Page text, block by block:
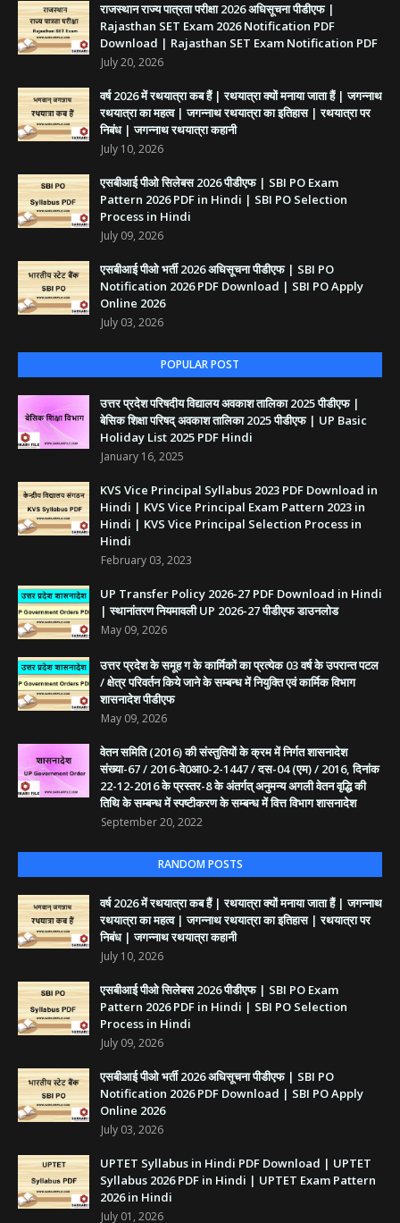
राजस्थान राज्य पात्रता परीक्षा 2026 अधिसूचना पीडीएफ |
Rajasthan SET Exam 2026 Notification PDF
Download | Rajasthan SET Exam Notification PDF
July 20, 2026
वर्ष 2026 में रथयात्रा कब हैं | रथयात्रा क्यों मनाया जाता हैं | जगन्नाथ
रथयात्रा का महत्व | जगन्नाथ रथयात्रा का इतिहास | रथयात्रा पर
निबंध | जगन्नाथ रथयात्रा कहानी
July 10, 2026
एसबीआई पीओ सिलेबस 2026 पीडीएफ | SBI PO Exam
Pattern 2026 PDF in Hindi | SBI PO Selection
Process in Hindi
July 09, 2026
एसबीआई पीओ भर्ती 2026 अधिसूचना पीडीएफ | SBI PO
Notification 2026 PDF Download | SBI PO Apply
Online 2026
July 03, 2026
POPULAR POST
उत्तर प्रदेश परिषदीय विद्यालय अवकाश तालिका 2025 पीडीएफ |
बेसिक शिक्षा परिषद् अवकाश तालिका 2025 पीडीएफ | UP Basic
Holiday List 2025 PDF Hindi
January 16, 2025
KVS Vice Principal Syllabus 2023 PDF Download in
Hindi | KVS Vice Principal Exam Pattern 2023 in
Hindi | KVS Vice Principal Selection Process in
Hindi
February 03, 2023
UP Transfer Policy 2026-27 PDF Download in Hindi
| स्थानांतरण नियमावली UP 2026-27 पीडीएफ डाउनलोड
May 09, 2026
उत्तर प्रदेश के समूह ग के कार्मिकों का प्रत्येक 03 वर्ष के उपरान्त पटल
/ क्षेत्र परिवर्तन किये जाने के सम्बन्ध में नियुक्ति एवं कार्मिक विभाग
शासनादेश पीडीएफ
May 09, 2026
वेतन समिति (2016) की संस्तुतियों के क्रम में निर्गत शासनादेश
संख्या-67 / 2016-वे0आ0-2-1447 / दस-04 (एम) / 2016, दिनांक
22-12-2016 के प्रस्तर-8 के अंतर्गत् अनुमन्य अगली वेतन वृद्धि की
तिथि के सम्बन्ध में स्पष्टीकरण के सम्बन्ध में वित्त विभाग शासनादेश
September 20, 2022
RANDOM POSTS
वर्ष 2026 में रथयात्रा कब हैं | रथयात्रा क्यों मनाया जाता हैं | जगन्नाथ
रथयात्रा का महत्व | जगन्नाथ रथयात्रा का इतिहास | रथयात्रा पर
निबंध | जगन्नाथ रथयात्रा कहानी
July 10, 2026
एसबीआई पीओ सिलेबस 2026 पीडीएफ | SBI PO Exam
Pattern 2026 PDF in Hindi | SBI PO Selection
Process in Hindi
July 09, 2026
एसबीआई पीओ भर्ती 2026 अधिसूचना पीडीएफ | SBI PO
Notification 2026 PDF Download | SBI PO Apply
Online 2026
July 03, 2026
UPTET Syllabus in Hindi PDF Download | UPTET
Syllabus 2026 PDF in Hindi | UPTET Exam Pattern
2026 in Hindi
July 01, 2026